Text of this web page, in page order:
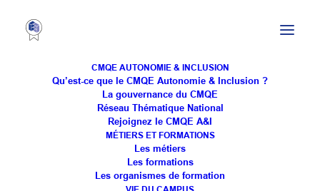
CMQE AUTONOMIE & INCLUSION
Qu’est-ce que le CMQE Autonomie & Inclusion ?
La gouvernance du CMQE
Réseau Thématique National
Rejoignez le CMQE A&I
MÉTIERS ET FORMATIONS
Les métiers
Les formations
Les organismes de formation
Partenariat AEIM x IFAS
Pont-Saint-Vincent :
l'action de formation